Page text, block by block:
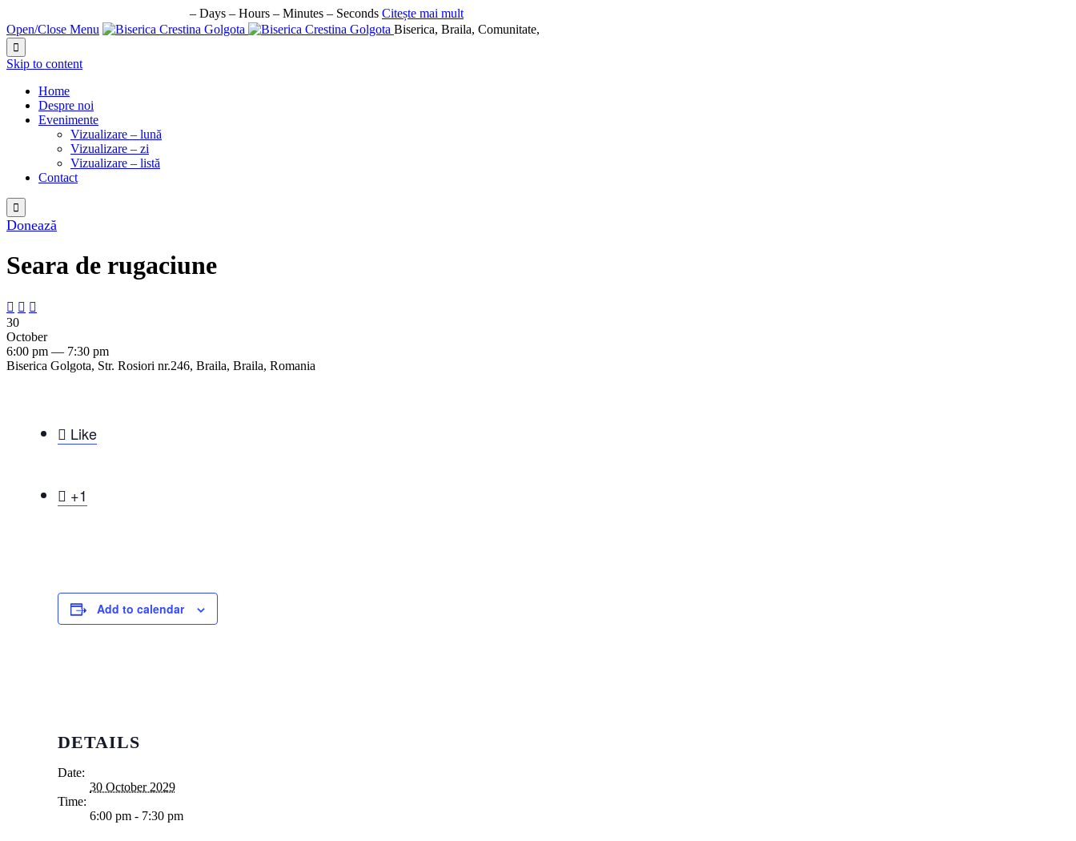
– Days – Hours – Minutes – Seconds Citește mai mult
Open/Close Menu
Biserica, Braila, Comunitate,

Skip to content
Home
Despre noi
Evenimente
Vizualizare – lună
Vizualizare – zi
Vizualizare – listă
Contact

Donează
Seara de rugaciune
  
30
October
6:00 pm — 7:30 pm
Biserica Golgota, Str. Rosiori nr.246, Braila, Braila, Romania
 Like
 +1
Add to calendar
DETAILS
Date:
30 October 2029
Time:
6:00 pm - 7:30 pm